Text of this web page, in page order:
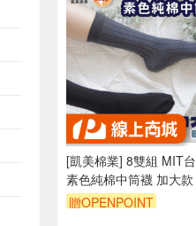
[凱美棉業] 8雙組 MIT
素色純棉中筒襪 加大
贈OPENPOINT